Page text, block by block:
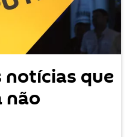
notícias que
não